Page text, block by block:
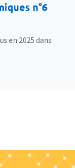
n°6
en 2025 dans